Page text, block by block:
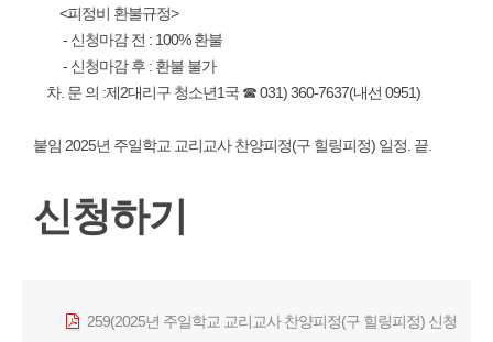
<피정비 환불규정>
- 신청마감 전 : 100% 환불
- 신청마감 후 : 환불 불가
차. 문 의 :제2대리구 청소년1국 ☎ 031) 360-7637(내선 0951)
붙임 2025년 주일학교 교리교사 찬양피정(구 힐링피정) 일정. 끝.
신청하기
259(2025년 주일학교 교리교사 찬양피정(구 힐링피정) 신청